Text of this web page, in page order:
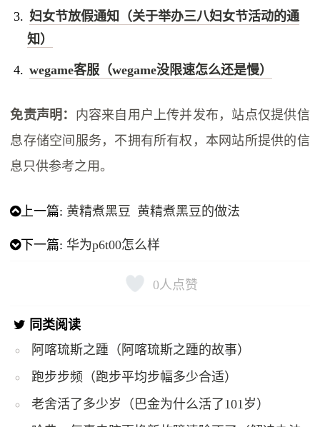
妇女节放假通知（关于举办三八妇女节活动的通
知）
wegame客服（wegame没限速怎么还是慢）
免责声明： 内容来自用户上传并发布，站点仅提供信
息存储空间服务，不拥有所有权，本网站所提供的信
息只供参考之用。
上一篇: 黄精煮黑豆 黄精煮黑豆的做法
下一篇: 华为p6t00怎么样
0人点赞
同类阅读
阿喀琉斯之踵（阿喀琉斯之踵的故事）
跑步步频（跑步平均步幅多少合适）
老舍活了多少岁（巴金为什么活了101岁）